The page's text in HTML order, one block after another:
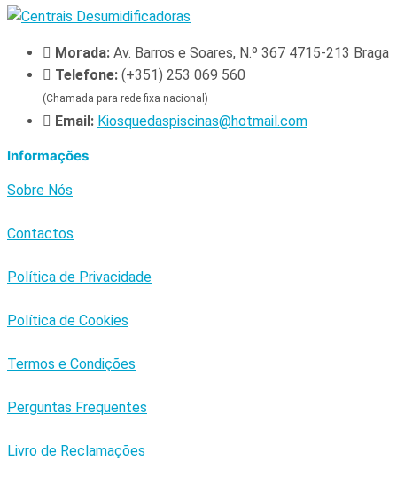
Morada: Av. Barros e Soares, N.º 367 4715-213 Braga
Telefone: (+351) 253 069 560
(Chamada para rede fixa nacional)
Email: Kiosquedaspiscinas@hotmail.com
Informações
Sobre Nós
Contactos
Política de Privacidade
Política de Cookies
Termos e Condições
Perguntas Frequentes
Livro de Reclamações